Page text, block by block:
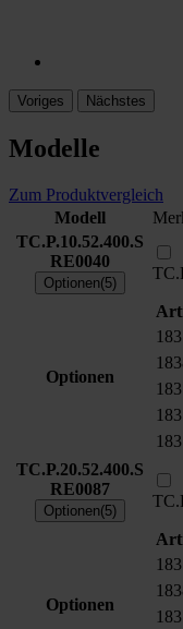
Voriges Nächstes
Modelle
Zum Produktvergleich
Modell
TC.P.10.52.400.S
RE0040
Optionen(5)
Optionen
TC.P.20.52.400.S
RE0087
Optionen(5)
Optionen